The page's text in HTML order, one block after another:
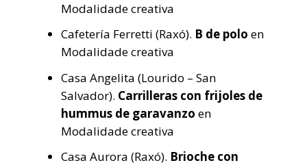
Modalidade creativa
Cafetería Ferretti (Raxó). B de polo en
Modalidade creativa
Casa Angelita (Lourido – San
Salvador). Carrilleras con frijoles de
hummus de garavanzo en
Modalidade creativa
Casa Aurora (Raxó). Brioche con